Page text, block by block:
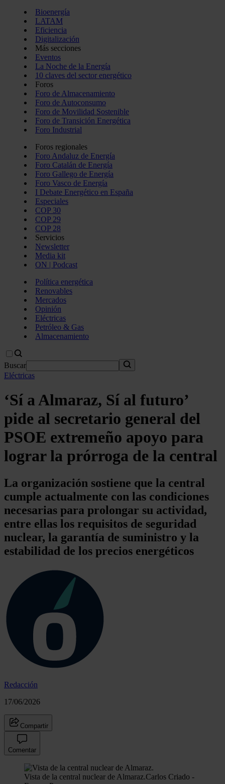
Bioenergía
LATAM
Eficiencia
Digitalización
Más secciones
Eventos
La Noche de la Energía
10 claves del sector energético
Foros
Foro de Almacenamiento
Foro de Autoconsumo
Foro de Movilidad Sostenible
Foro de Transición Energética
Foro Industrial
Foros regionales
Foro Andaluz de Energía
Foro Catalán de Energía
Foro Gallego de Energía
Foro Vasco de Energía
I Debate Energético en España
Especiales
COP 30
COP 29
COP 28
Servicios
Newsletter
Media kit
ON | Podcast
Política energética
Renovables
Mercados
Opinión
Eléctricas
Petróleo & Gas
Almacenamiento
Buscar
Eléctricas
‘Sí a Almaraz, Sí al futuro’
pide al secretario general del
PSOE extremeño apoyo para
lograr la prórroga de la central
La organización sostiene que la central
cumple actualmente con las condiciones
necesarias para prolongar su actividad,
entre ellas los requisitos de seguridad
nuclear, la garantía de suministro y la
estabilidad de los precios energéticos
Redacción
17/06/2026
Compartir
Comentar
Vista de la central nuclear de Almaraz.Carlos Criado -